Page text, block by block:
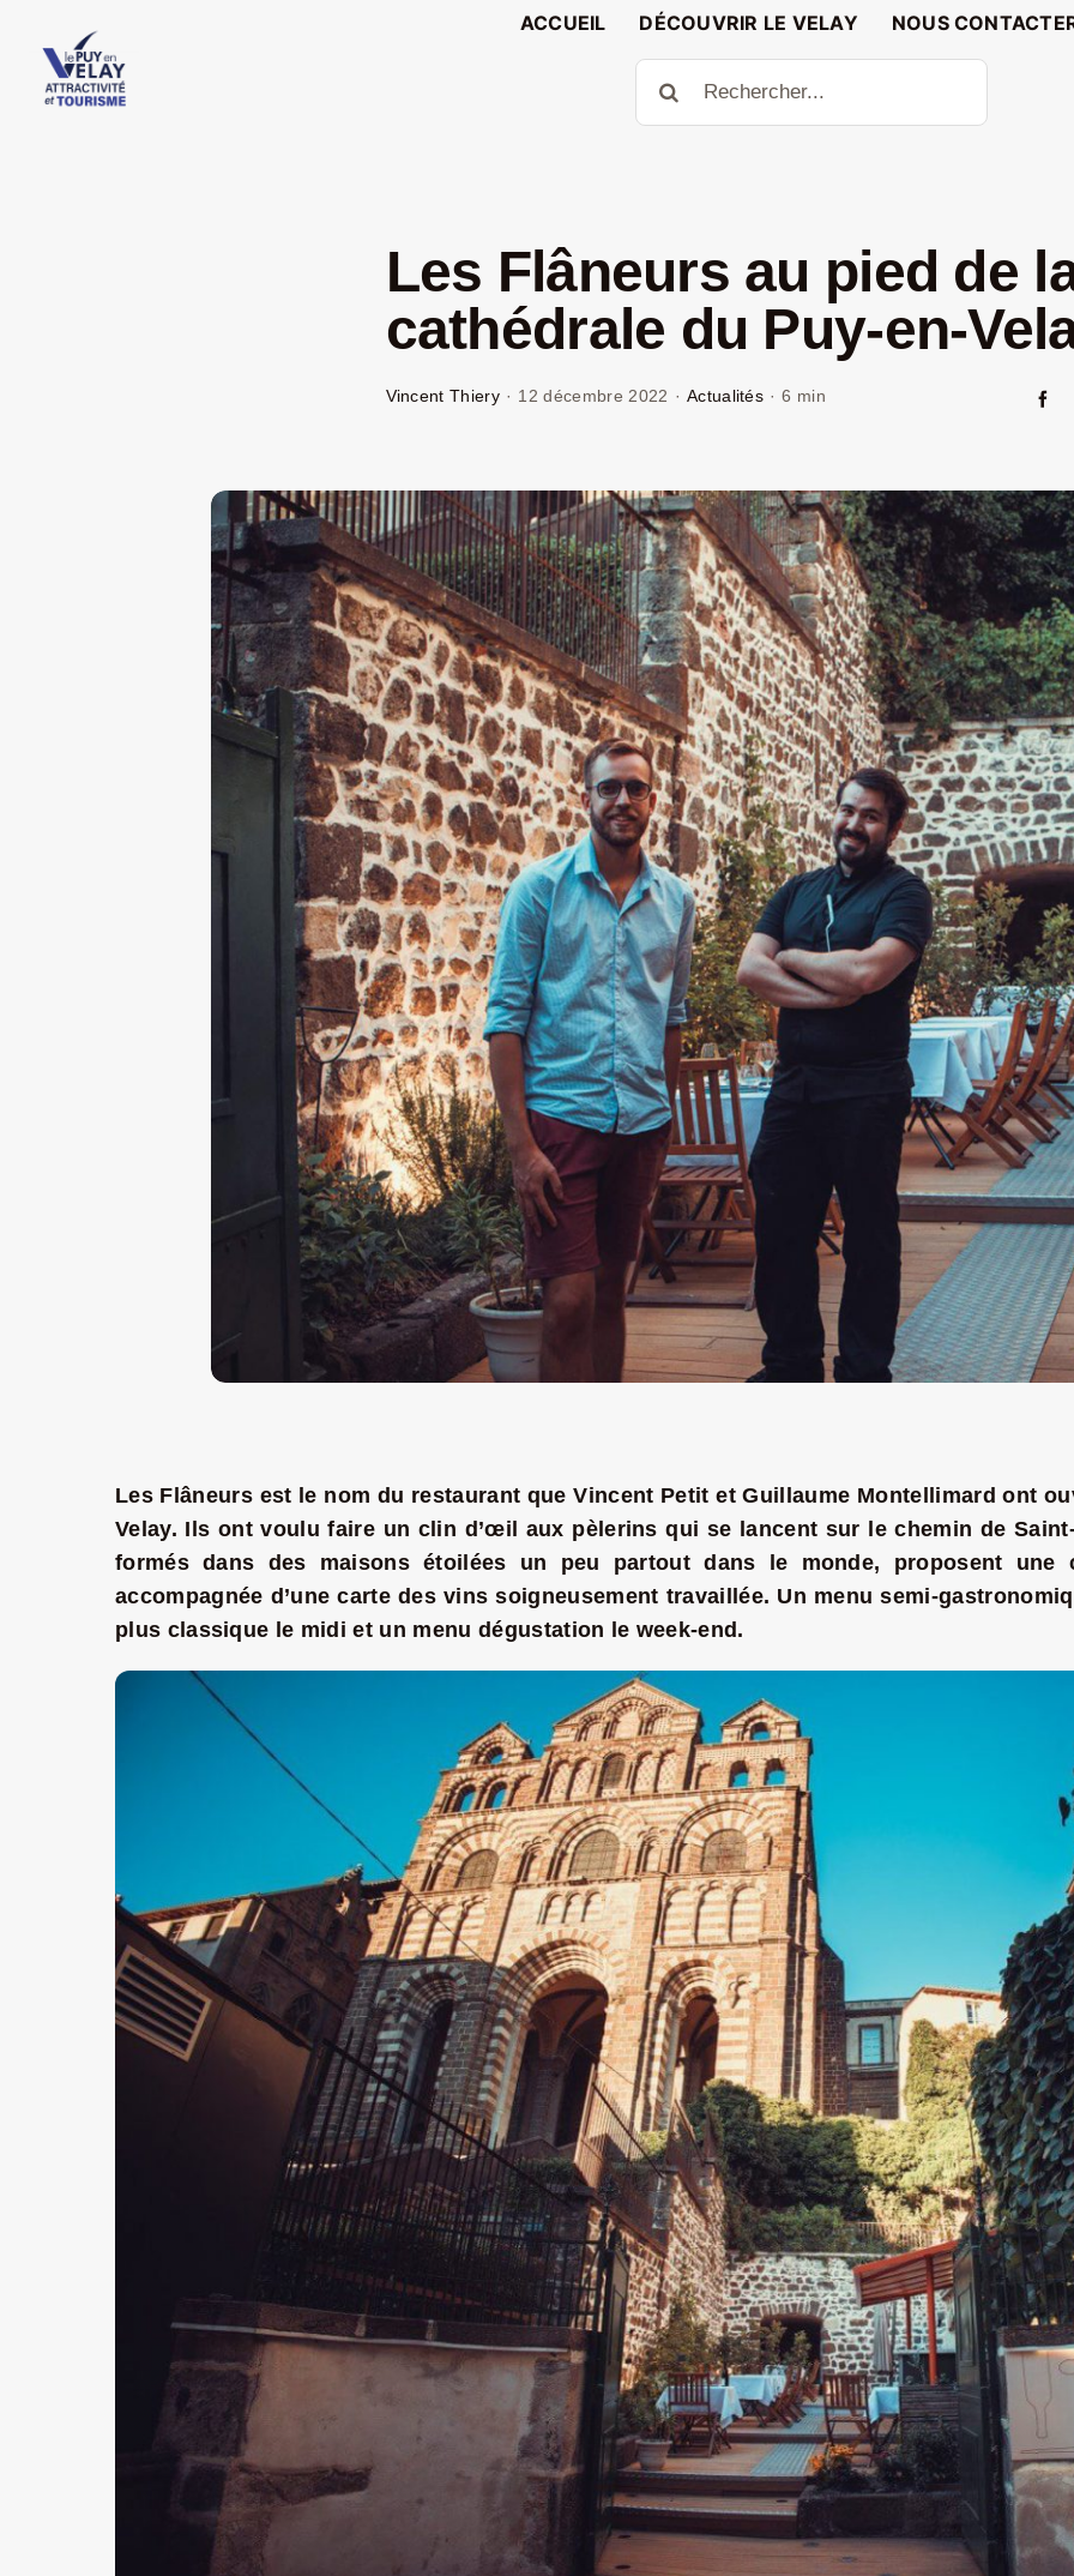
contenu
ACCUEIL DÉCOUVRIR LE VELAY
NOUS
Rechercher:
Les Flâneurs au pied de
cathédrale du Puy-en-
Vincent Thiery · 12 décembre 2022 · Actualités · 6 min
Les Flâneurs est le nom du restaurant que Vincent Petit et Guillaume Montellimard ont
Velay. Ils ont voulu faire un clin d’œil aux pèlerins qui se lancent sur le chemin de
formés dans des maisons étoilées un peu partout dans le monde, proposent
accompagnée d’une carte des vins soigneusement travaillée. Un menu semi-
plus classique le midi et un menu dégustation le week-end.